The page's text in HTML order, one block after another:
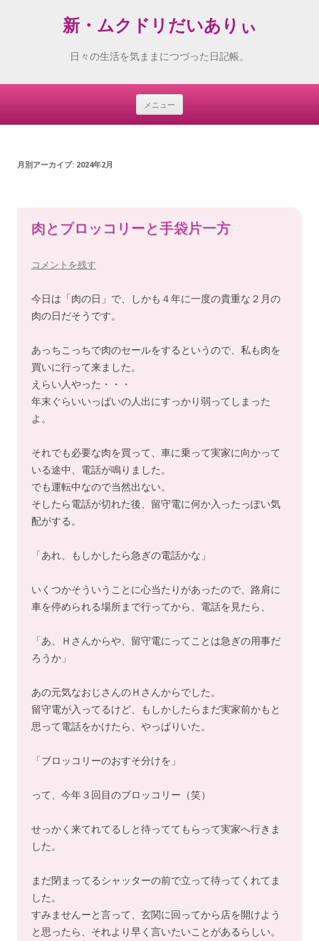
新・ムクドリだいありぃ
日々の生活を気ままにつづった日記帳。
メニュー
Skip
月別アーカイブ: 2024年2月
肉とブロッコリーと手袋片一方
コメントを残す
今日は「肉の日」で、しかも４年に一度の貴重な２月の
肉の日だそうです。
あっちこっちで肉のセールをするというので、私も肉を
買いに行って来ました。
えらい人やった・・・
年末ぐらいいっぱいの人出にすっかり弱ってしまった
よ。
それでも必要な肉を買って、車に乗って実家に向かって
いる途中、電話が鳴りました。
でも運転中なので当然出ない。
そしたら電話が切れた後、留守電に何か入ったっぽい気
配がする。
「あれ、もしかしたら急ぎの電話かな」
いくつかそういうことに心当たりがあったので、路肩に
車を停められる場所まで行ってから、電話を見たら、
「あ、Ｈさんからや、留守電にってことは急ぎの用事だ
ろうか」
あの元気なおじさんのＨさんからでした。
留守電が入ってるけど、もしかしたらまだ実家前かもと
思って電話をかけたら、やっぱりいた。
「ブロッコリーのおすそ分けを」
って、今年３回目のブロッコリー（笑）
せっかく来てれてるしと待っててもらって実家へ行きま
した。
まだ閉まってるシャッターの前で立って待ってくれてま
した。
すみませんーと言って、玄関に回ってから店を開けよう
と思ったら、それより早く言いたいことがあるらしい。